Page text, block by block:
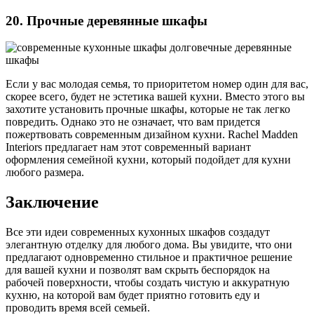
20. Прочные деревянные шкафы
Если у вас молодая семья, то приоритетом номер один для вас,
скорее всего, будет не эстетика вашей кухни. Вместо этого вы
захотите установить прочные шкафы, которые не так легко
повредить. Однако это не означает, что вам придется
пожертвовать современным дизайном кухни. Rachel Madden
Interiors предлагает нам этот современный вариант
оформления семейной кухни, который подойдет для кухни
любого размера.
Заключение
Все эти идеи современных кухонных шкафов создадут
элегантную отделку для любого дома. Вы увидите, что они
предлагают одновременно стильное и практичное решение
для вашей кухни и позволят вам скрыть беспорядок на
рабочей поверхности, чтобы создать чистую и аккуратную
кухню, на которой вам будет приятно готовить еду и
проводить время всей семьей.